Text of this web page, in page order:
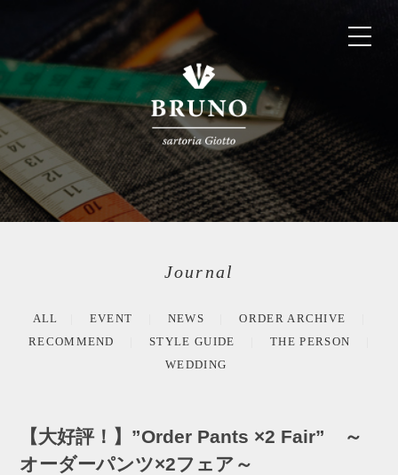
Journal
ALL EVENT NEWS
ORDER ARCHIVE
RECOMMEND
STYLE GUIDE
THE PERSON
WEDDING
【大好評！】”Order Pants ×2 Fair” ～
オーダーパンツ×2フェア～